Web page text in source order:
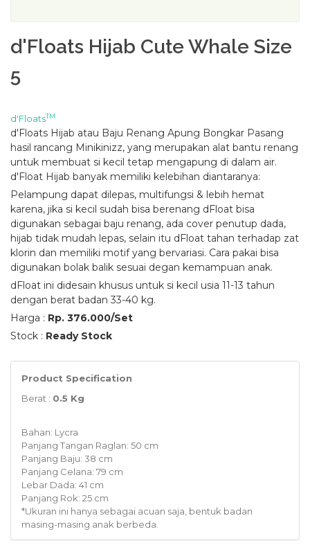
d'Floats Hijab Cute Whale Size
5
d'FloatsTM
d'Floats Hijab atau Baju Renang Apung Bongkar Pasang
hasil rancang Minikinizz, yang merupakan alat bantu renang
untuk membuat si kecil tetap mengapung di dalam air.
d'Float Hijab banyak memiliki kelebihan diantaranya:
Pelampung dapat dilepas, multifungsi & lebih hemat
karena, jika si kecil sudah bisa berenang dFloat bisa
digunakan sebagai baju renang, ada cover penutup dada,
hijab tidak mudah lepas, selain itu dFloat tahan terhadap zat
klorin dan memiliki motif yang bervariasi. Cara pakai bisa
digunakan bolak balik sesuai degan kemampuan anak.
dFloat ini didesain khusus untuk si kecil usia 11-13 tahun
dengan berat badan 33-40 kg.
Harga : Rp. 376.000/Set
Stock : Ready Stock
Product Specification
Berat : 0.5 Kg
Bahan: Lycra
Panjang Tangan Raglan: 50 cm
Panjang Baju: 38 cm
Panjang Celana: 79 cm
Lebar Dada: 41 cm
Panjang Rok: 25 cm
*Ukuran ini hanya sebagai acuan saja, bentuk badan
masing-masing anak berbeda.